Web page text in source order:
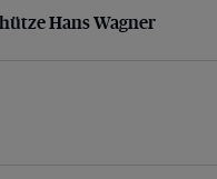
Hans Wagner